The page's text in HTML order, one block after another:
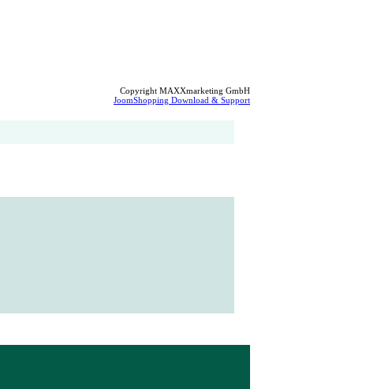
Copyright MAXXmarketing GmbH
JoomShopping Download & Support